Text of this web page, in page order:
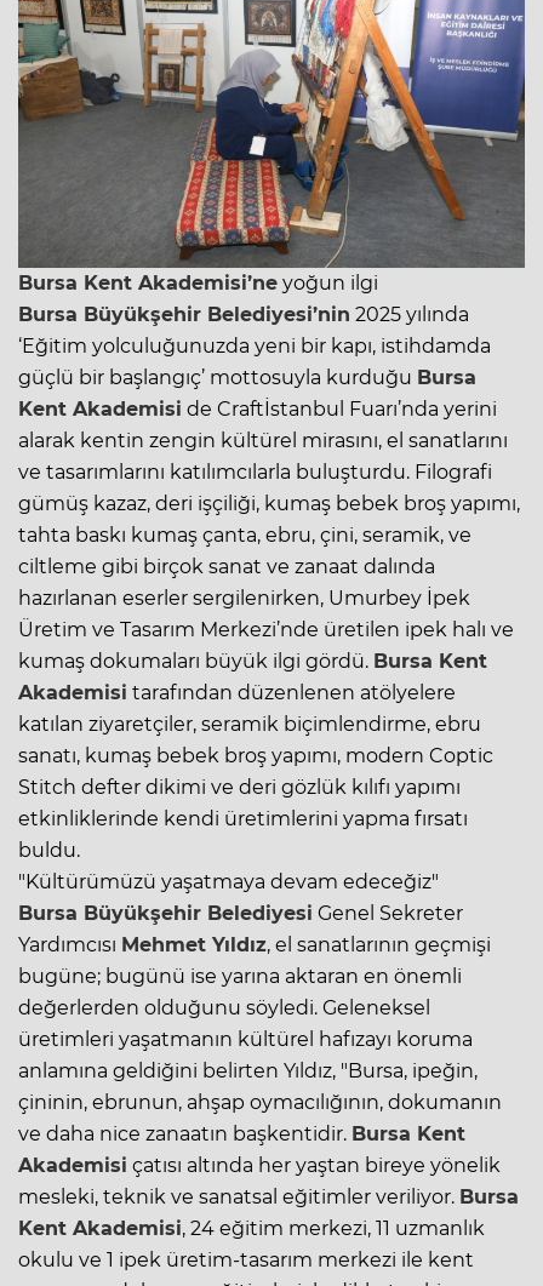
Bursa Kent Akademisi’ne yoğun ilgi
Bursa Büyükşehir Belediyesi’nin 2025 yılında
‘Eğitim yolculuğunuzda yeni bir kapı, istihdamda
güçlü bir başlangıç’ mottosuyla kurduğu Bursa
Kent Akademisi de Craftİstanbul Fuarı’nda yerini
alarak kentin zengin kültürel mirasını, el sanatlarını
ve tasarımlarını katılımcılarla buluşturdu. Filografi
gümüş kazaz, deri işçiliği, kumaş bebek broş yapımı,
tahta baskı kumaş çanta, ebru, çini, seramik, ve
ciltleme gibi birçok sanat ve zanaat dalında
hazırlanan eserler sergilenirken, Umurbey İpek
Üretim ve Tasarım Merkezi’nde üretilen ipek halı ve
kumaş dokumaları büyük ilgi gördü. Bursa Kent
Akademisi tarafından düzenlenen atölyelere
katılan ziyaretçiler, seramik biçimlendirme, ebru
sanatı, kumaş bebek broş yapımı, modern Coptic
Stitch defter dikimi ve deri gözlük kılıfı yapımı
etkinliklerinde kendi üretimlerini yapma fırsatı
buldu.
"Kültürümüzü yaşatmaya devam edeceğiz"
Bursa Büyükşehir Belediyesi Genel Sekreter
Yardımcısı Mehmet Yıldız, el sanatlarının geçmişi
bugüne; bugünü ise yarına aktaran en önemli
değerlerden olduğunu söyledi. Geleneksel
üretimleri yaşatmanın kültürel hafızayı koruma
anlamına geldiğini belirten Yıldız, "Bursa, ipeğin,
çininin, ebrunun, ahşap oymacılığının, dokumanın
ve daha nice zanaatın başkentidir. Bursa Kent
Akademisi çatısı altında her yaştan bireye yönelik
mesleki, teknik ve sanatsal eğitimler veriliyor. Bursa
Kent Akademisi, 24 eğitim merkezi, 11 uzmanlık
okulu ve 1 ipek üretim-tasarım merkezi ile kent